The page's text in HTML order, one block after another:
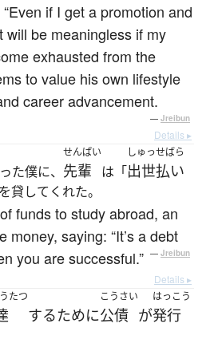
if I get a promotion and
will be meaningless if my
exhausted from the
to value his own lifestyle
career advancement.
— Jreibun
Details ▸
た僕に、
せんぱい
先輩 は「
しゅっせばら
出世払い
貸してくれた。
funds to study abroad, an
money, saying: “It’s a debt
you are successful.” — Jreibun
Details ▸
たつ
するために
こうさい
公債 が
はっこう
発行